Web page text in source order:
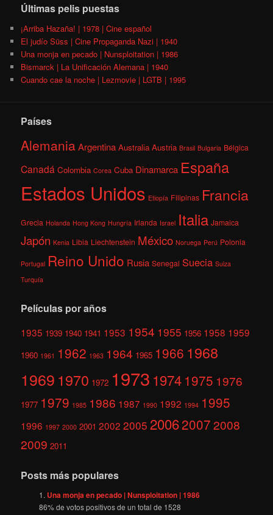
Últimas pelis puestas
¡Arriba Hazaña! | 1978 | Cine español
El judío Süss | Cine Propaganda Nazi | 1940
Una monja en pecado | Nunsploitation | 1986
Bismarck | La Unificación Alemana | 1940
Cuando cae la noche | Lezmovie | LGTB | 1995
Países
AlemaniaArgentina Australia Austria Brasil Bulgaria Bélgica
Canadá Colombia Corea Cuba Dinamarca España
Estados Unidos Etiopía Filipinas Francia
Grecia Holanda Hong Kong Hungría Irlanda Israel Italia Jamaica
Japón Kenia Libia Liechtenstein México Noruega Perú Polonia
Portugal Reino Unido Rusia Senegal Suecia Suiza
Turquía
Películas por años
1935 1939 1940 1941 1953 1954 1955 1956 1958 1959
1960 1961 1962 1963 1964 1965 1966 1968
1969 1970 1972 1973 1974 1975 1976
1977 1979 1985 1986 1987 1990 1992 1994 1995
1996 1997 2000 2001 2002 2005 200620072008
2009 2011
Posts más populares
Una monja en pecado | Nunsploitation | 1986
86% de votos positivos de un total de 1528